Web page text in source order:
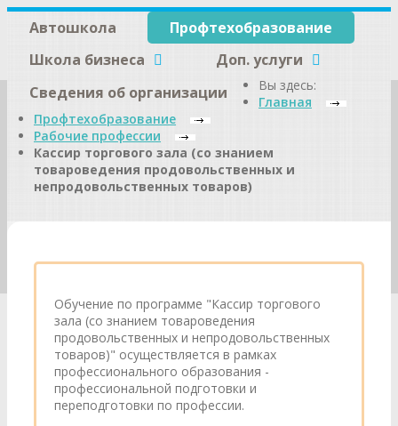
Автошкола
Профтехобразование
Школа бизнеса
Доп. услуги
Сведения об организации
Вы здесь:
Главная
Профтехобразование
Рабочие профессии
Кассир торгового зала (со знанием
товароведения продовольственных и
непродовольственных товаров)
Обучение по программе "Кассир торгового
зала (со знанием товароведения
продовольственных и непродовольственных
товаров)" осуществляется в рамках
профессионального образования -
профессиональной подготовки и
переподготовки по профессии.